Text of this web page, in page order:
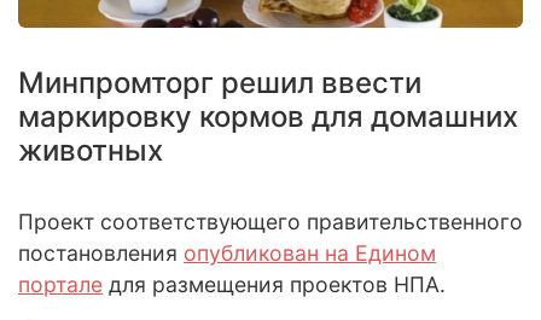
Минпромторг решил ввести
маркировку кормов для домашних
животных
Проект соответствующего правительственного
постановления опубликован на Едином
портале для размещения проектов НПА.